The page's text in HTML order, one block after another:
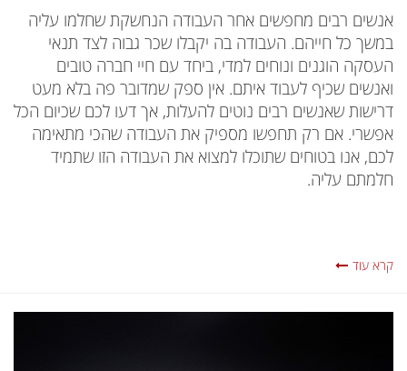
אנשים רבים מחפשים אחר העבודה הנחשקת שחלמו עליה
במשך כל חייהם. העבודה בה יקבלו שכר גבוה לצד תנאי
העסקה הוגנים ונוחים למדי, ביחד עם חיי חברה טובים
ואנשים שכיף לעבוד איתם. אין ספק שמדובר פה בלא מעט
דרישות שאנשים רבים נוטים להעלות, אך דעו לכם שכיום הכל
אפשרי. אם רק תחפשו מספיק את העבודה שהכי מתאימה
לכם, אנו בטוחים שתוכלו למצוא את העבודה הזו שתמיד
חלמתם עליה.
קרא עוד